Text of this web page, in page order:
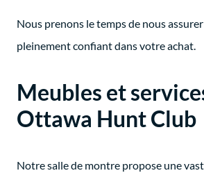
Nous prenons le temps de nous
pleinement confiant dans votre achat.
Meubles et
Ottawa Hunt Club
Notre salle de montre propose une